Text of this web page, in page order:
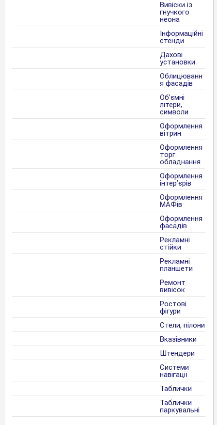
Вивіски із
гнучкого
неона
Інформаційні
стенди
Дахові
установки
Облицюванн
я фасадів
Об’ємні
літери,
символи
Оформлення
вітрин
Оформлення
торг.
обладнання
Оформлення
інтер’єрів
Оформлення
МАФів
Оформлення
фасадів
Рекламні
стійки
Рекламні
планшети
Ремонт
вивісок
Ростові
фігури
Стели, пілони
Вказівники
Штендери
Системи
навігації
Таблички
Таблички
паркувальні